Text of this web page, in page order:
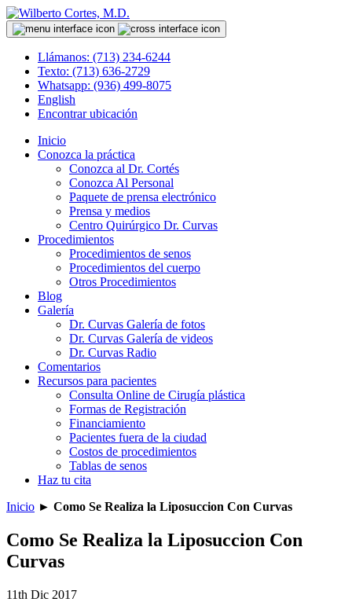
Llámanos: (713) 234-6244
Texto: (713) 636-2729
Whatsapp: (936) 499-8075
English
Encontrar ubicación
Inicio
Conozca la práctica
Conozca al Dr. Cortés
Conozca Al Personal
Paquete de prensa electrónico
Prensa y medios
Centro Quirúrgico Dr. Curvas
Procedimientos
Procedimientos de senos
Procedimientos del cuerpo
Otros Procedimientos
Blog
Galería
Dr. Curvas Galería de fotos
Dr. Curvas Galería de videos
Dr. Curvas Radio
Comentarios
Recursos para pacientes
Consulta Online de Cirugía plástica
Formas de Registración
Financiamiento
Pacientes fuera de la ciudad
Costos de procedimientos
Tablas de senos
Haz tu cita
Inicio ► Como Se Realiza la Liposuccion Con Curvas
Como Se Realiza la Liposuccion Con
Curvas
11th Dic 2017